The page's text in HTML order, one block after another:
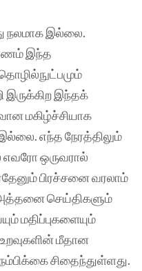
நலமாக இல்லை.
இந்த
இருக்கிற இந்தக்
மகிழ்ச்சியாக
எந்த நேரத்திலும்
எவரோ ஒருவரால்
பிரச்சனை வரலாம்
அத்தனை செய்திகளும்
மதிப்புகளையும்
உறவுகளின் மீதான
சிதைந்துள்ளது.